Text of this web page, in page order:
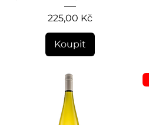
Cena
225,00 Kč
Koupit